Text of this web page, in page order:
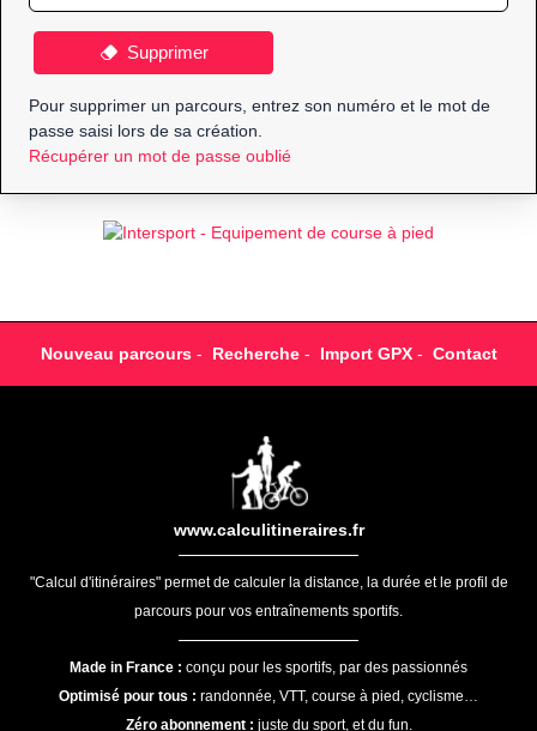
Supprimer
Pour supprimer un parcours, entrez son numéro et le mot de
passe saisi lors de sa création.
Récupérer un mot de passe oublié
Nouveau parcours- Recherche- Import GPX- Contact
www.calculitineraires.fr
"Calcul d'itinéraires" permet de calculer la distance, la durée et le profil de
parcours pour vos entraînements sportifs.
Made in France : conçu pour les sportifs, par des passionnés
Optimisé pour tous : randonnée, VTT, course à pied, cyclisme…
Zéro abonnement : juste du sport, et du fun.